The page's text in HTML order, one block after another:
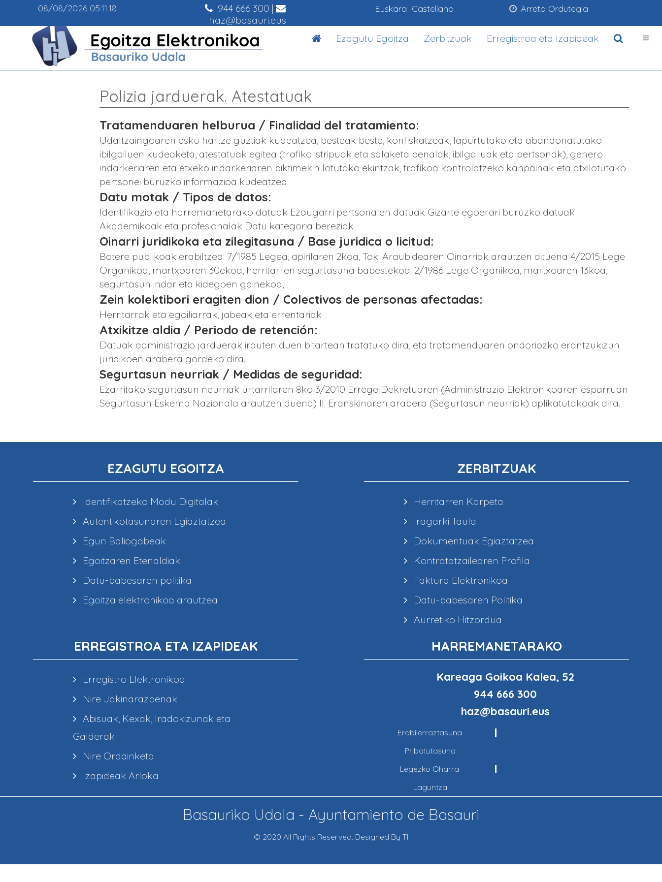
08/08/2026 05:11:18 944 666 300 |
haz@basauri.eus
Euskara Castellano Arreta Ordutegia
Ezagutu Egoitza Zerbitzuak Erregistroa eta Izapideak
Polizia jarduerak. Atestatuak
Tratamenduaren helburua / Finalidad del tratamiento:
Udaltzaingoaren esku hartze guztiak kudeatzea, besteak beste, konfiskatzeak, lapurtutako eta abandonatutako
ibilgailuen kudeaketa, atestatuak egitea (trafiko istripuak eta salaketa penalak, ibilgailuak eta pertsonak), genero
indarkeriaren eta etxeko indarkeriaren biktimekin lotutako ekintzak, trafikoa kontrolatzeko kanpainak eta atxilotutako
pertsonei buruzko informazioa kudeatzea.
Datu motak / Tipos de datos:
Identifikazio eta harremanetarako datuak Ezaugarri pertsonalen datuak Gizarte egoerari buruzko datuak
Akademikoak eta profesionalak Datu kategoria bereziak
Oinarri juridikoka eta zilegitasuna / Base juridica o licitud:
Botere publikoak erabiltzea: 7/1985 Legea, apirilaren 2koa, Toki Araubidearen Oinarriak arautzen dituena 4/2015 Lege
Organikoa, martxoaren 30ekoa, herritarren segurtasuna babestekoa. 2/1986 Lege Organikoa, martxoaren 13koa,
segurtasun indar eta kidegoen gainekoa,
Zein kolektibori eragiten dion / Colectivos de personas afectadas:
Herritarrak eta egoiliarrak, jabeak eta errentariak
Atxikitze aldia / Periodo de retención:
Datuak administrazio jarduerak irauten duen bitartean tratatuko dira, eta tratamenduaren ondoriozko erantzukizun
juridikoen arabera gordeko dira.
Segurtasun neurriak / Medidas de seguridad:
Ezarritako segurtasun neurriak urtarrilaren 8ko 3/2010 Errege Dekretuaren (Administrazio Elektronikoaren esparruan
Segurtasun Eskema Nazionala arautzen duena) II. Eranskinaren arabera (Segurtasun neurriak) aplikatutakoak dira.
EZAGUTU EGOITZA
Identifikatzeko Modu Digitalak
Autentikotasunaren Egiaztatzea
Egun Baliogabeak
Egoitzaren Etenaldiak
Datu-babesaren politika
Egoitza elektronikoa arautzea
ZERBITZUAK
Herritarren Karpeta
Iragarki Taula
Dokumentuak Egiaztatzea
Kontratatzailearen Profila
Faktura Elektronikoa
Datu-babesaren Politika
Aurretiko Hitzordua
ERREGISTROA ETA IZAPIDEAK
Erregistro Elektronikoa
Nire Jakinarazpenak
Abisuak, Kexak, Iradokizunak eta
Galderak
Nire Ordainketa
Izapideak Arloka
HARREMANETARAKO
Kareaga Goikoa Kalea, 52
944 666 300
haz@basauri.eus
Erabilerraztasuna
Pribatutasuna
Legezko Oharra
Laguntza
Basauriko Udala - Ayuntamiento de Basauri
© 2020 All Rights Reserved. Designed By TI